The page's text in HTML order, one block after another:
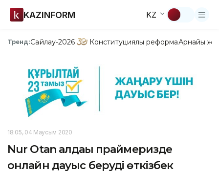
KAZINFORM KZ
Тренд:Сайлау-2026 Конституциялық реформаАрнайы
18:05, 04 Маусым 2020
Nur Otan алдағы праймеризде
онлайн дауыс беруді өткізбек